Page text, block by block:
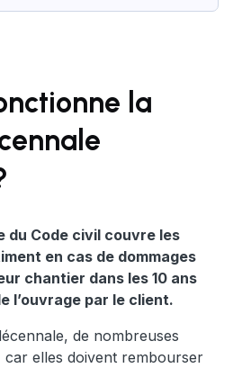
la
du Code civil couvre les
en cas de dommages
chantier dans les 10 ans
l’ouvrage par le client.
de nombreuses
elles doivent rembourser